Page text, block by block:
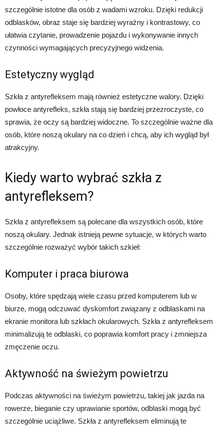
szczególnie istotne dla osób z wadami wzroku. Dzięki redukcji
odblasków, obraz staje się bardziej wyraźny i kontrastowy, co
ułatwia czytanie, prowadzenie pojazdu i wykonywanie innych
czynności wymagających precyzyjnego widzenia.
Estetyczny wygląd
Szkła z antyrefleksem mają również estetyczne walory. Dzięki
powłoce antyrefleks, szkła stają się bardziej przezroczyste, co
sprawia, że oczy są bardziej widoczne. To szczególnie ważne dla
osób, które noszą okulary na co dzień i chcą, aby ich wygląd był
atrakcyjny.
Kiedy warto wybrać szkła z
antyrefleksem?
Szkła z antyrefleksem są polecane dla wszystkich osób, które
noszą okulary. Jednak istnieją pewne sytuacje, w których warto
szczególnie rozważyć wybór takich szkieł:
Komputer i praca biurowa
Osoby, które spędzają wiele czasu przed komputerem lub w
biurze, mogą odczuwać dyskomfort związany z odblaskami na
ekranie monitora lub szkłach okularowych. Szkła z antyrefleksem
minimalizują te odblaski, co poprawia komfort pracy i zmniejsza
zmęczenie oczu.
Aktywność na świeżym powietrzu
Podczas aktywności na świeżym powietrzu, takiej jak jazda na
rowerze, bieganie czy uprawianie sportów, odblaski mogą być
szczególnie uciążliwe. Szkła z antyrefleksem eliminują te